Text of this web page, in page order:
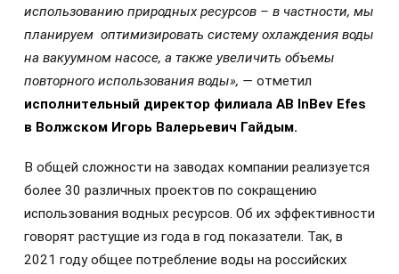
использованию природных ресурсов – в частности, мы
планируем оптимизировать систему охлаждения воды
на вакуумном насосе, а также увеличить объемы
повторного использования воды», — отметил
исполнительный директор филиала AB InBev Efes
в Волжском Игорь Валерьевич Гайдым.
В общей сложности на заводах компании реализуется
более 30 различных проектов по сокращению
использования водных ресурсов. Об их эффективности
говорят растущие из года в год показатели. Так, в
2021 году общее потребление воды на российских